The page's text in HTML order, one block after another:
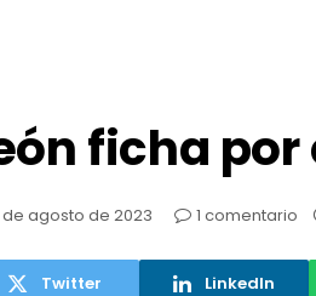
ficha
de agosto de 2023 1 comentario
Twitter LinkedIn